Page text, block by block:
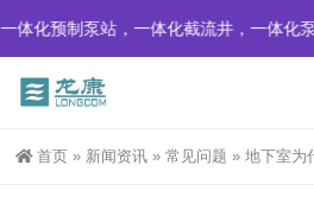
化预制泵站，一体化截流井，一体化泵
首页 » 新闻资讯 » 常见问题 » 地下室为